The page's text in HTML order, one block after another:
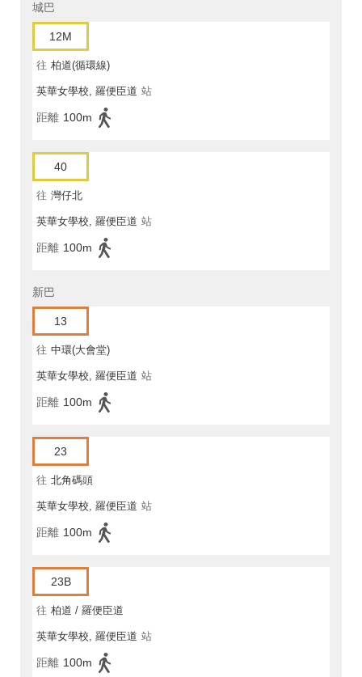
城巴
12M
往 柏道(循環線)
英華女學校, 羅便臣道 站
距離 100m
40
往 灣仔北
英華女學校, 羅便臣道 站
距離 100m
新巴
13
往 中環(大會堂)
英華女學校, 羅便臣道 站
距離 100m
23
往 北角碼頭
英華女學校, 羅便臣道 站
距離 100m
23B
往 柏道 / 羅便臣道
英華女學校, 羅便臣道 站
距離 100m